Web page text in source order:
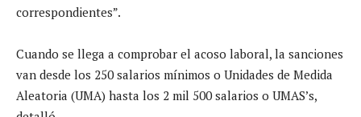
correspondientes”.
Cuando se llega a comprobar el acoso laboral, la sanciones
van desde los 250 salarios mínimos o Unidades de Medida
Aleatoria (UMA) hasta los 2 mil 500 salarios o UMAS’s,